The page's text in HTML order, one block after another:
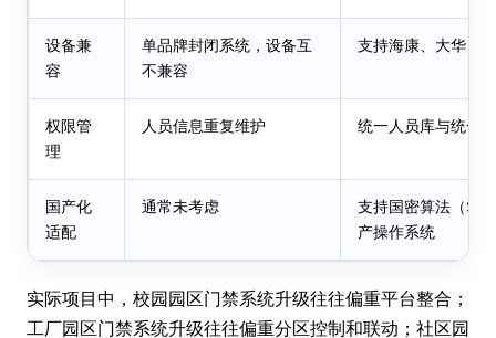
设备兼
容
单品牌封闭系统，设备互
不兼容
支持海康、大华、
权限管
理
人员信息重复维护 统一人员库与统一
国产化
适配
通常未考虑
支持国密算法（
产操作系统
实际项目中，校园园区门禁系统升级往往偏重平台整合；
工厂园区门禁系统升级往往偏重分区控制和联动；社区园